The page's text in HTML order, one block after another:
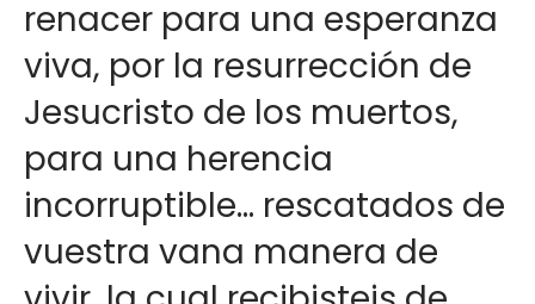
renacer para una esperanza
viva, por la resurrección de
Jesucristo de los muertos,
para una herencia
incorruptible… rescatados de
vuestra vana manera de